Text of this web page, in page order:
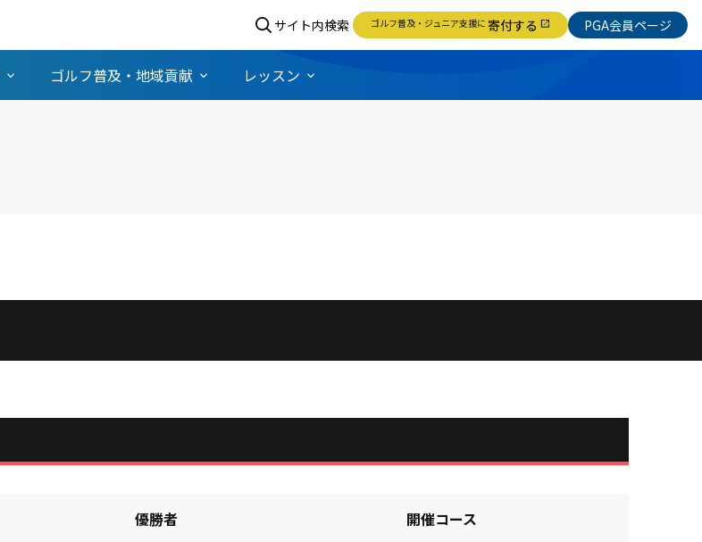
サイト内検索 ゴルフ普及・ジュニア支援に 寄付する open_in_new PGA会員ページ
ゴルフ普及・地域貢献 レッスン
優勝者 開催コース